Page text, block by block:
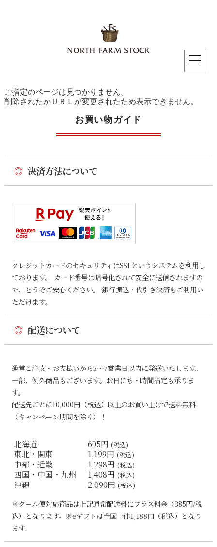
ご指定のページは見つかりません。
削除されたかＵＲＬが変更されたため表示できません。
お買い物ガイド
◎ 決済方法について
クレジットカードのセキュリティはSSLというシステムを利用し
ております。 カード番号は暗号化されて安全に送信されますの
で、どうぞご安心ください。 銀行振込・代引き決済もご利用い
ただけます。
◎ 配送について
通常ご注文・お支払いから5〜7営業日以内に発送いたします。
一部、例外商品もございます。お日にち・時間指定も承りま
す。
配送先ごとに10,000円（税込）以上のお買い上げで送料無料
（キャンペーン期間を除く）！
北海道 605円 (税込)
東北・関東 1,199円 (税込)
中部・近畿 1,298円 (税込)
四国・中国・九州 1,408円 (税込)
沖縄 2,090円 (税込)
※クール便対応商品は上記通常配送料にプラス料金（385円/税
込）となります。※eギフトは全国一律1,188円（税込）となり
ます。